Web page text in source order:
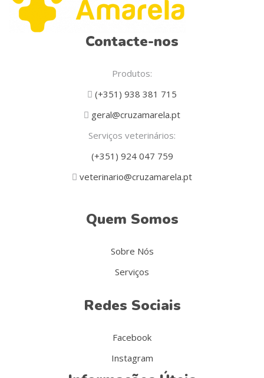
Contacte-nos
Produtos:
(+351) 938 381 715
geral@cruzamarela.pt
Serviços veterinários:
(+351) 924 047 759
veterinario@cruzamarela.pt
Quem Somos
Sobre Nós
Serviços
Redes Sociais
Facebook
Instagram